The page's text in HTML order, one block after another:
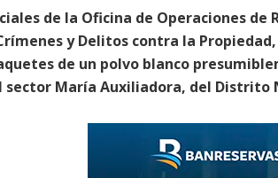
de la Oficina de Operaciones
y Delitos contra la
de un polvo blanco
sector María Auxiliadora, del Distrito